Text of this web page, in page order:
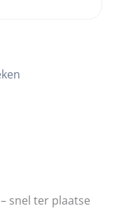
snel ter plaatse